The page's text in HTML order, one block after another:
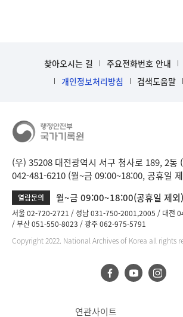
찾아오시는 길 주요전화번호 안내
개인정보처리방침
검색도움말
(우) 35208 대전광역시 서구 청사로 189, 2동
042-481-6210 (월~금 09:00~18:00, 공휴일
열람문의 월~금 09:00~18:00(공휴일 제외)
서울 02-720-2721 성남 031-750-2001,2005
대전
부산 051-550-8023
광주 062-975-5791
Copyright 2022. National Archives of Korea all rights
연관사이트